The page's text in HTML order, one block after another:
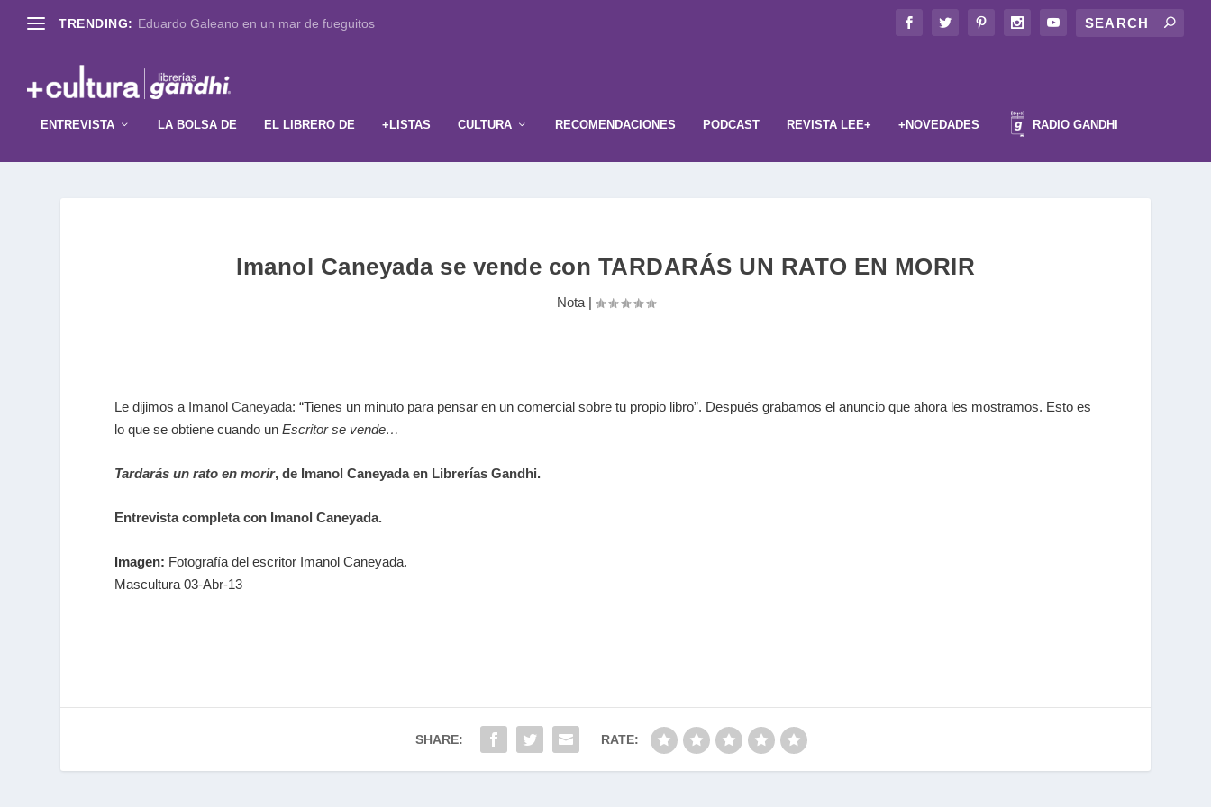
TRENDING: Eduardo Galeano en un mar de fueguitos
ENTREVISTA LA BOLSA DE EL LIBRERO DE +LISTAS CULTURA RECOMENDACIONES PODCAST REVISTA LEE+ +NOVEDADES RADIO GANDHI
Imanol Caneyada se vende con TARDARÁS UN RATO EN MORIR
Nota|
Le dijimos a ImanolCaneyada: “Tienes un minuto para pensar en un comercial sobre tu propio libro”. Después grabamos el anuncio que ahora les mostramos. Esto es
lo que se obtiene cuando unEscritor se vende…
Tardarás un rato en morir, de Imanol Caneyada en Librerías Gandhi.
Entrevista completa con Imanol Caneyada.
Imagen: Fotografía del escritor Imanol Caneyada.
Mascultura 03-Abr-13
SHARE: RATE: